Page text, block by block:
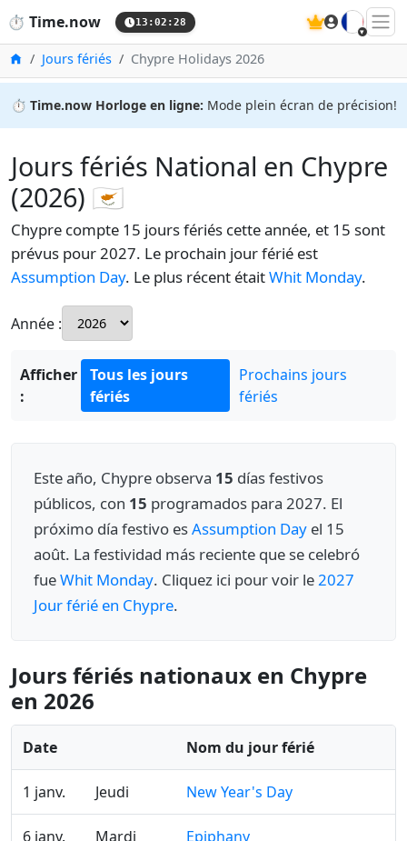
⏱️ Time.now 13:02:29 🇫🇷
Accueil
Jours fériés Chypre Holidays 2026
⏱️ Time.now Horloge en ligne: Mode plein écran de précision!
Jours fériés National en Chypre
(2026) 🇨🇾
Chypre compte 15 jours fériés cette année, et 15 sont
prévus pour 2027. Le prochain jour férié est
Assumption Day. Le plus récent étaitWhit Monday.
Année :
Afficher
:
Tous les jours
fériés
Prochains jours
fériés
Este año, Chypre observa 15 días festivos
públicos, con 15 programados para 2027. El
próximo día festivo esAssumption Day el 15
août. La festividad más reciente que se celebró
fueWhit Monday. Cliquez ici pour voir le2027
Jour férié en Chypre.
Jours fériés nationaux en Chypre
en 2026
Date Nom du jour férié
1 janv. Jeudi New Year's Day
6 janv. Mardi Epiphany